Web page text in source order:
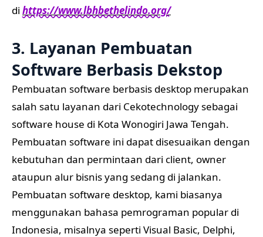
di https://www.lbhbethelindo.org/
3. Layanan Pembuatan
Software Berbasis Dekstop
Pembuatan software berbasis desktop merupakan
salah satu layanan dari Cekotechnology sebagai
software house di Kota Wonogiri Jawa Tengah.
Pembuatan software ini dapat disesuaikan dengan
kebutuhan dan permintaan dari client, owner
ataupun alur bisnis yang sedang di jalankan.
Pembuatan software desktop, kami biasanya
menggunakan bahasa pemrograman popular di
Indonesia, misalnya seperti Visual Basic, Delphi,